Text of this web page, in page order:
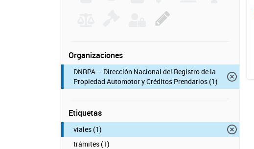
Organizaciones
DNRPA – Dirección Nacional del Registro de la
Propiedad Automotor y Créditos Prendarios (1)
Etiquetas
viales (1)
trámites (1)